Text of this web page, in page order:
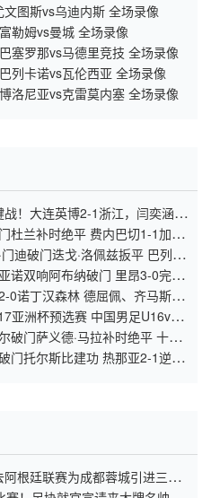
图斯vs乌迪内斯 全场录像
勒姆vs曼城 全场录像
塞罗那vs马德里竞技 全场录像
列卡诺vs瓦伦西亚 全场录像
洛尼亚vs克雷莫内塞 全场录像
！大连英博2-1浙江，闫奕涵任
杜兰补时绝平 费内巴切1-1加拉
迪破门迭戈·洛佩兹扳平 巴列卡
诺双响阿布纳破门 里昂3-0完胜
0诺丁汉森林 德屈佩、齐马斯破
亚洲杯预选赛 中国男足U16vs
破门萨义德·马拉补时绝平 十人
门托尔斯比建功 热那亚2-1逆转
根廷联赛为成都蓉城引进三位